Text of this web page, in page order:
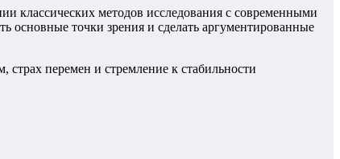
классических методов исследования с современными
основные точки зрения и сделать аргументированные
перемен и стремление к стабильности